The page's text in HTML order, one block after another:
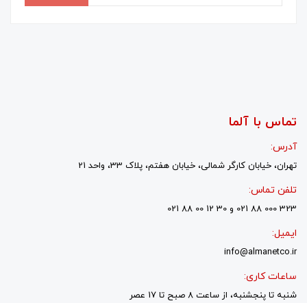
تماس با آلما
آدرس:
تهران، خیابان کارگر شمالی، خیابان هفتم، پلاک 33، واحد 21
تلفن تماس:
323 000 88 021 و 30 12 00 88 021
ایمیل:
info@almanetco.ir
ساعات کاری:
شنبه تا پنجشنبه، از ساعت 8 صبح تا 17 عصر